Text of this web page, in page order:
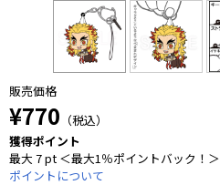
販売価格
¥770 （税込）
獲得ポイント
最大 7 pt ＜最大1％ポイントバック！＞
ポイントについて